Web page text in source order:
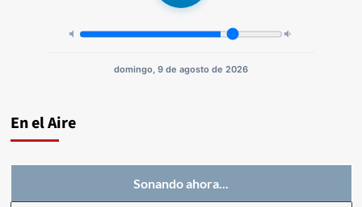
domingo, 9 de agosto de 2026
En el Aire
Sonando ahora...